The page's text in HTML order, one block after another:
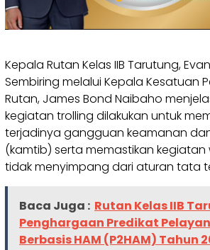
Kepala Rutan Kelas IIB Tarutung,
Sembiring melalui Kepala Kesatuan
Rutan, James Bond Naibaho
kegiatan trolling dilakukan untuk
terjadinya gangguan keamanan
(kamtib) serta memastikan
tidak menyimpang dari aturan tata
Baca Juga : Rutan Kelas IIB
Penghargaan Predikat
Berbasis HAM (P2HAM) Tahun